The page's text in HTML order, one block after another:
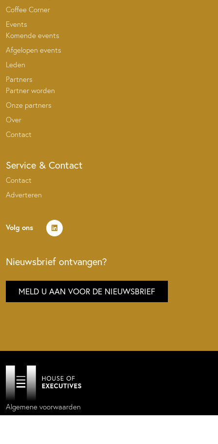
Coffee Corner
Events
Komende events
Afgelopen events
Leden
Partners
Partner worden
Onze partners
Over
Contact
Service & Contact
Contact
Adverteren
Volg ons
Nieuwsbrief ontvangen?
MELD U AAN VOOR DE NIEUWSBRIEF
Algemene voorwaarden
Privacy policy